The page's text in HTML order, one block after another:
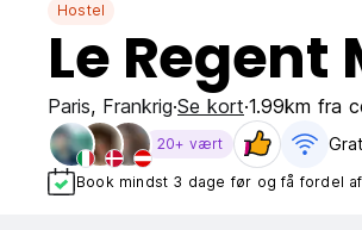
Hostel
Le
Paris, Frankrig Se kort 1.99km fra
20+ vært
Book mindst 3 dage før og få fordel